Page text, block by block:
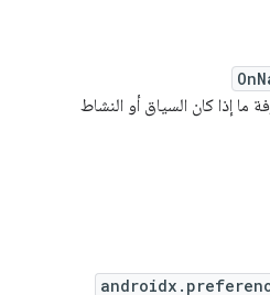
ما إذا كان السياق أو النشاط